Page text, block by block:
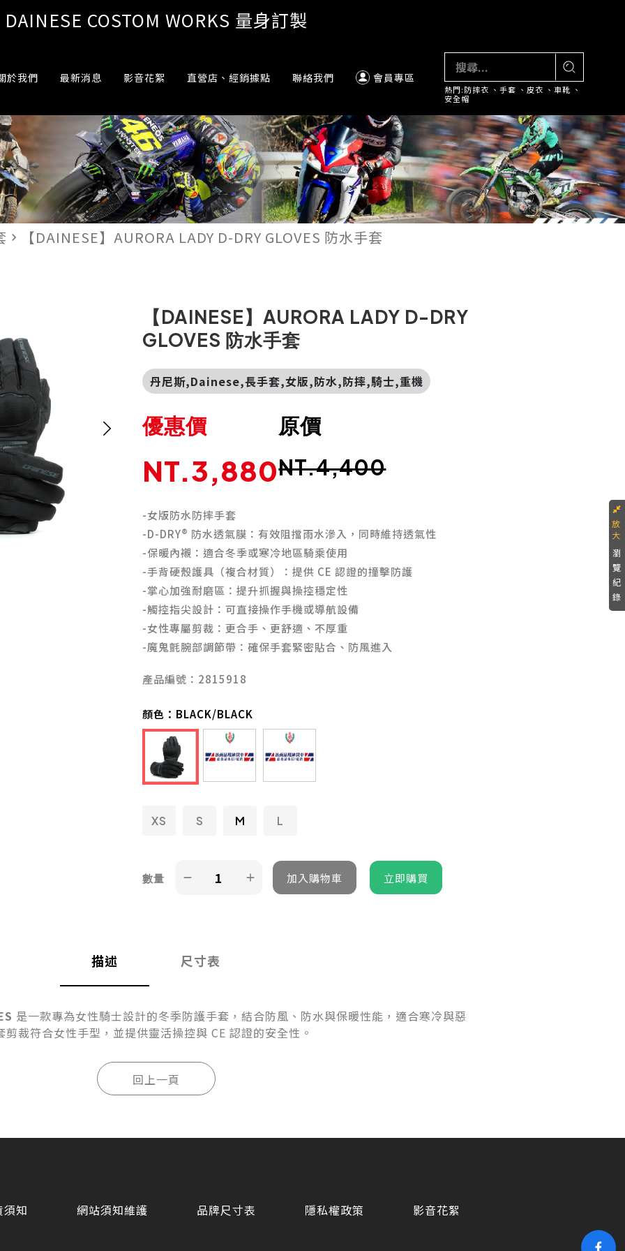
DAINESE COSTOM WORKS 量身訂製
於我們 最新消息 影音花絮 直營店、經銷據點 聯絡我們 會員專區
熱門:防摔衣 、手套 、 皮衣 、車靴 、
安全帽
navigate_next 【DAINESE】AURORA LADY D-DRY GLOVES 防水手套
【DAINESE】AURORA LADY D-DRY
GLOVES 防水手套
丹尼斯,Dainese,長手套,女版,防水,防摔,騎士,重機
原價
NT.4,400
優惠價
NT.3,880
-女版防水防摔手套
-D-DRY® 防水透氣膜：有效阻擋雨水滲入，同時維持透氣性
-保暖內襯：適合冬季或寒冷地區騎乘使用
-手背硬殼護具（複合材質）：提供 CE 認證的撞擊防護
-掌心加強耐磨區：提升抓握與操控穩定性
-觸控指尖設計：可直接操作手機或導航設備
-女性專屬剪裁：更合手、更舒適、不厚重
-魔鬼氈腕部調節帶：確保手套緊密貼合、防風進入
產品編號：2815918
顏色： BLACK/BLACK
XS S M L
數量
描述 尺寸表
是一款專為女性騎士設計的冬季防護手套，結合防風、防水與保暖性能，適合寒冷與惡
裁符合女性手型，並提供靈活操控與 CE 認證的安全性。
瀏
覽
紀
錄
須知 網站須知維護 品牌尺寸表 隱私權政策 影音花絮